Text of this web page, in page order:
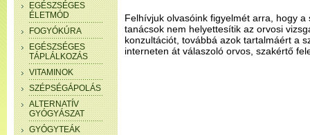
EGÉSZSÉGES
ÉLETMÓD
FOGYÓKÚRA
EGÉSZSÉGES
TÁPLÁLKOZÁS
VITAMINOK
SZÉPSÉGÁPOLÁS
ALTERNATÍV
GYÓGYÁSZAT
GYÓGYTEÁK
Felhívjuk olvasóink figyelmét arra, hogy a
tanácsok nem helyettesítik az orvosi
konzultációt, továbbá azok tartalmáért a
interneten át válaszoló orvos, szakértő